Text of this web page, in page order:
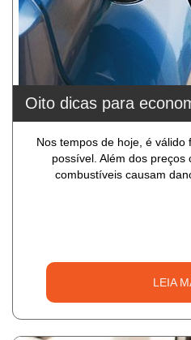
Oito dicas para
Nos tempos de hoje, é
possível. Além dos preços
combustíveis causam
LEIA